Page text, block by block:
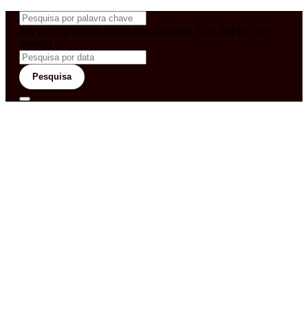
&& config('laravel-theme-inter.CEGOS_COUNTRY') !=
'neves')
Pesquisa